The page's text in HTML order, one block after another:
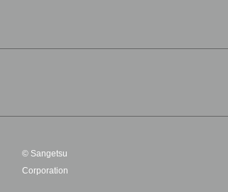
© Sangetsu
Corporation